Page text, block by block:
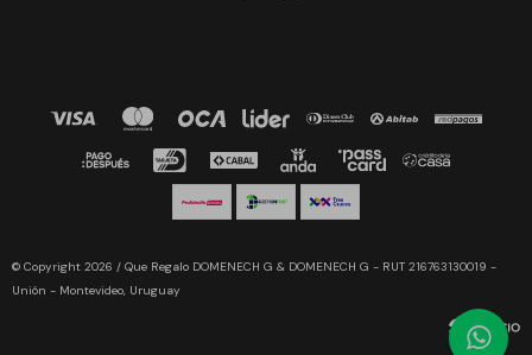
© Copyright 2026 / Que Regalo DOMENECH G & DOMENECH G - RUT 216763130019 -
Unión - Montevideo, Uruguay